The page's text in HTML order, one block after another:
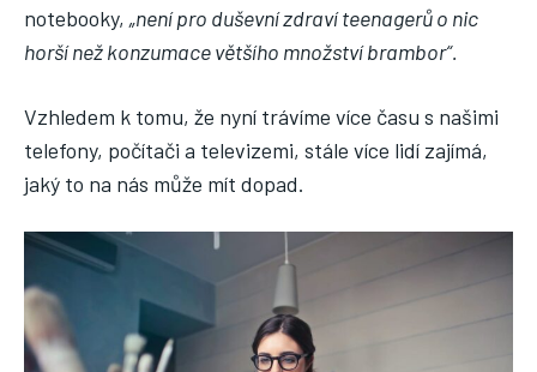
notebooky, „není pro duševní zdraví teenagerů o nic
horší než konzumace většího množství brambor“.
Vzhledem k tomu, že nyní trávíme více času s našimi
telefony, počítači a televizemi, stále více lidí zajímá,
jaký to na nás může mít dopad.